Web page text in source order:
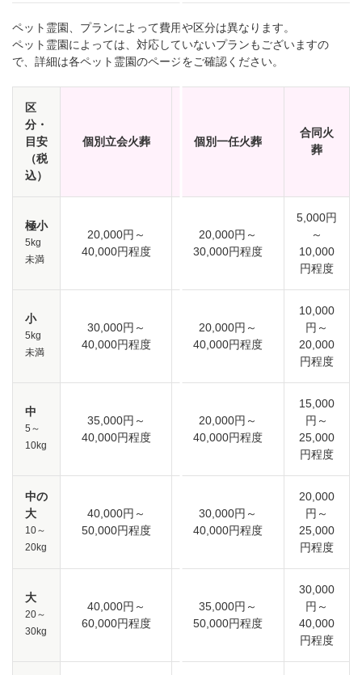
ペット霊園、プランによって費用や区分は異なります。
ペット霊園によっては、対応していないプランもございますの
で、詳細は各ペット霊園のページをご確認ください。
区
分・
目安
（税
込）
個別立会火葬 個別一任火葬
合同火
葬
極小
5kg
未満
20,000円～
40,000円程度
20,000円～
30,000円程度
5,000円
～
10,000
円程度
小
5kg
未満
30,000円～
40,000円程度
20,000円～
40,000円程度
10,000
円～
20,000
円程度
中
5～
10kg
35,000円～
40,000円程度
20,000円～
40,000円程度
15,000
円～
25,000
円程度
中の
大
10～
20kg
40,000円～
50,000円程度
30,000円～
40,000円程度
20,000
円～
25,000
円程度
大
20～
30kg
40,000円～
60,000円程度
35,000円～
50,000円程度
30,000
円～
40,000
円程度